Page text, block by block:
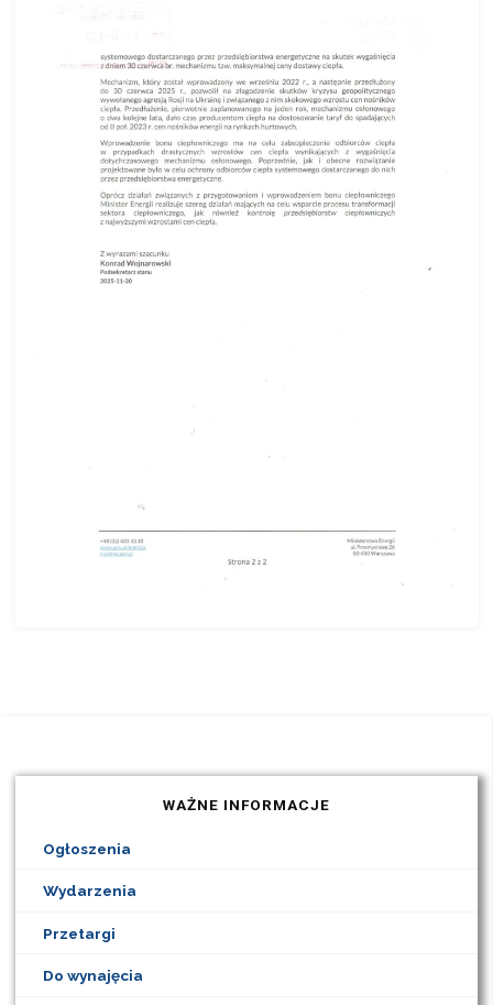
WAŻNE INFORMACJE
Ogłoszenia
Wydarzenia
Przetargi
Do wynajęcia